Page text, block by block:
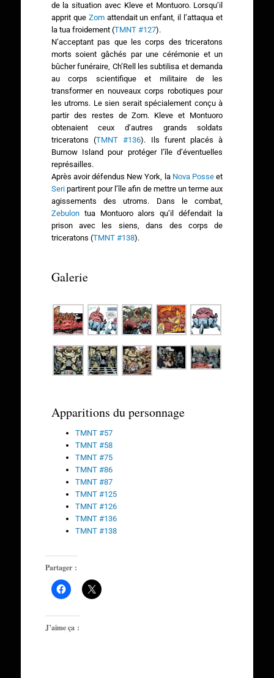
de la situation avec Kleve et Montuoro. Lorsqu’il
apprit que Zomattendait un enfant, il l’attaqua et
la tua froidement (TMNT #127).
N’acceptant pas que les corps des triceratons
morts soient gâchés par une cérémonie et un
bûcher funéraire, Ch’Rell les subtilisa et demanda
au corps scientifique et militaire de les
transformer en nouveaux corps robotiques pour
les utroms. Le sien serait spécialement conçu à
partir des restes de Zom. Kleve et Montuoro
obtenaient ceux d’autres grands soldats
triceratons (TMNT #136). Ils furent placés à
Burnow Island pour protéger l’île d’éventuelles
représailles.
Après avoir défendus New York, la Nova Posse et
Seripartirent pour l’île afin de mettre un terme aux
agissements des utroms. Dans le combat,
Zebulontua Montuoro alors qu’il défendait la
prison avec les siens, dans des corps de
triceratons (TMNT #138).
Galerie
Apparitions du personnage
TMNT #57
TMNT #58
TMNT #75
TMNT #86
TMNT #87
TMNT #125
TMNT #126
TMNT #136
TMNT #138
Partager :
J’aime ça :